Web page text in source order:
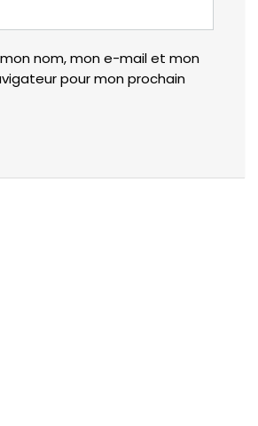
nom, mon e-mail et mon
pour mon prochain